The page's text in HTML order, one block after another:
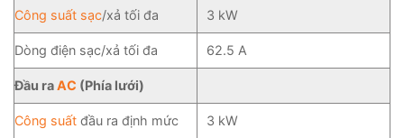
Công suất sạc/xả tối đa 3 kW
Dòng điện sạc/xả tối đa 62.5 A
Đầu raAC (Phía lưới)
Công suất đầu ra định mức 3 kW